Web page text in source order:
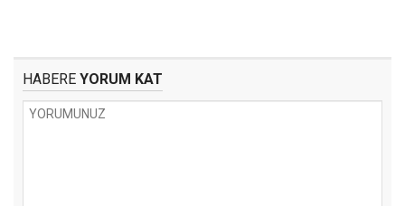
HABERE YORUM KAT